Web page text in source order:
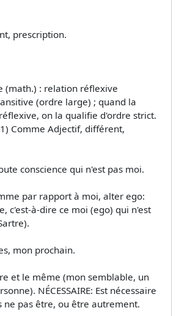
prescription.
(math.) : relation réflexive
(ordre large) ; quand la
on la qualifie d'ordre strict.
1) Comme Adjectif, différent,
conscience qui n'est pas moi.
par rapport à moi, alter ego:
c'est-à-dire ce moi (ego) qui n'est
mon prochain.
et le même (mon semblable, un
NÉCESSAIRE: Est nécessaire
ne pas être, ou être autrement.